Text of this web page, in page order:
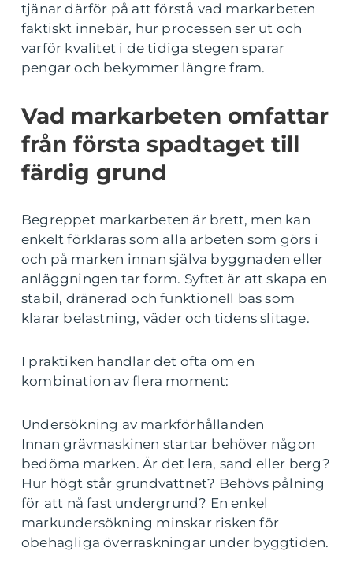
tjänar därför på att förstå vad markarbeten
faktiskt innebär, hur processen ser ut och
varför kvalitet i de tidiga stegen sparar
pengar och bekymmer längre fram.
Vad markarbeten omfattar
från första spadtaget till
färdig grund
Begreppet markarbeten är brett, men kan
enkelt förklaras som alla arbeten som görs i
och på marken innan själva byggnaden eller
anläggningen tar form. Syftet är att skapa en
stabil, dränerad och funktionell bas som
klarar belastning, väder och tidens slitage.
I praktiken handlar det ofta om en
kombination av flera moment:
Undersökning av markförhållanden
Innan grävmaskinen startar behöver någon
bedöma marken. Är det lera, sand eller berg?
Hur högt står grundvattnet? Behövs pålning
för att nå fast undergrund? En enkel
markundersökning minskar risken för
obehagliga överraskningar under byggtiden.